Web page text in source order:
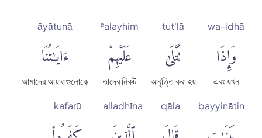
wa-idhā
وَإِذَا
এবং যখন
tut'lā
تُتْلَىٰ
আবৃত্তি করা হয়
ʿalayhim
عَلَيْهِمْ
তাদের নিকট
āyātunā
ءَايَٰتُنَا
আমাদের আয়াতগুলোকে
bayyinātin
qāla
alladhīna
kafarū